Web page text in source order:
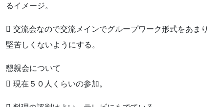
るイメージ。
 交流会なので交流メインでグループワーク形式をあまり
堅苦しくないようにする。
懇親会について
 現在５０人くらいの参加。